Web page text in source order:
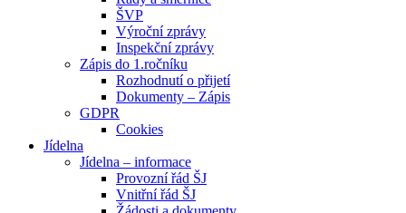
ŠVP
Výroční zprávy
Inspekční zprávy
Zápis do 1.ročníku
Rozhodnutí o přijetí
Dokumenty – Zápis
GDPR
Cookies
Jídelna
Jídelna – informace
Provozní řád ŠJ
Vnitřní řád ŠJ